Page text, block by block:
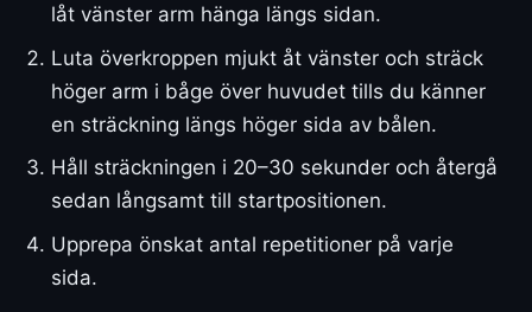
låt vänster arm hänga längs sidan.
Luta överkroppen mjukt åt vänster och sträck
höger arm i båge över huvudet tills du känner
en sträckning längs höger sida av bålen.
Håll sträckningen i 20–30 sekunder och återgå
sedan långsamt till startpositionen.
Upprepa önskat antal repetitioner på varje
sida.